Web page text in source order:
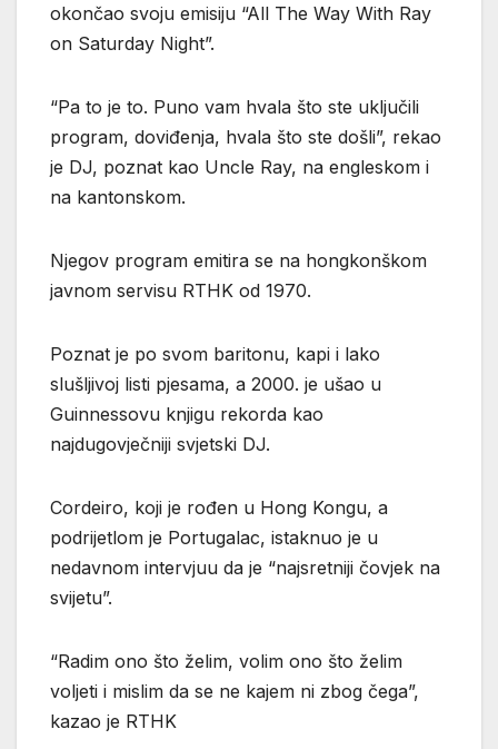
okončao svoju emisiju “All The Way With Ray
on Saturday Night”.
“Pa to je to. Puno vam hvala što ste uključili
program, doviđenja, hvala što ste došli”, rekao
je DJ, poznat kao Uncle Ray, na engleskom i
na kantonskom.
Njegov program emitira se na hongkonškom
javnom servisu RTHK od 1970.
Poznat je po svom baritonu, kapi i lako
slušljivoj listi pjesama, a 2000. je ušao u
Guinnessovu knjigu rekorda kao
najdugovječniji svjetski DJ.
Cordeiro, koji je rođen u Hong Kongu, a
podrijetlom je Portugalac, istaknuo je u
nedavnom intervjuu da je “najsretniji čovjek na
svijetu”.
“Radim ono što želim, volim ono što želim
voljeti i mislim da se ne kajem ni zbog čega”,
kazao je RTHK